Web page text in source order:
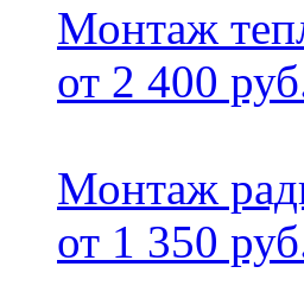
Монтаж
от 2 400
Монтаж
от 1 350